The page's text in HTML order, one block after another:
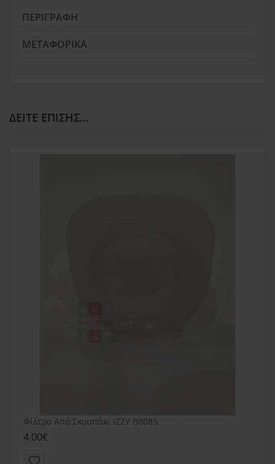
ΠΕΡΙΓΡΑΦΉ
ΜΕΤΑΦΟΡΙΚΆ
ΔΕΊΤΕ ΕΠΊΣΗΣ...
Φίλτρο Από Σκουπάκι IZZY B8085
4.00€